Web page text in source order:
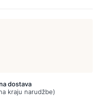
dostava
kraju narudžbe)